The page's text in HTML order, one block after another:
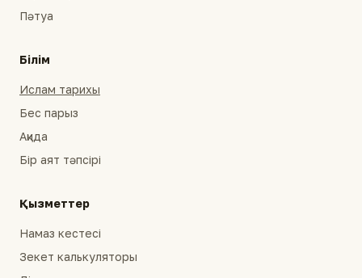
Пәтуа
Білім
Ислам тарихы
Бес парыз
Ақида
Бір аят тәпсірі
Қызметтер
Намаз кестесі
Зекет калькуляторы